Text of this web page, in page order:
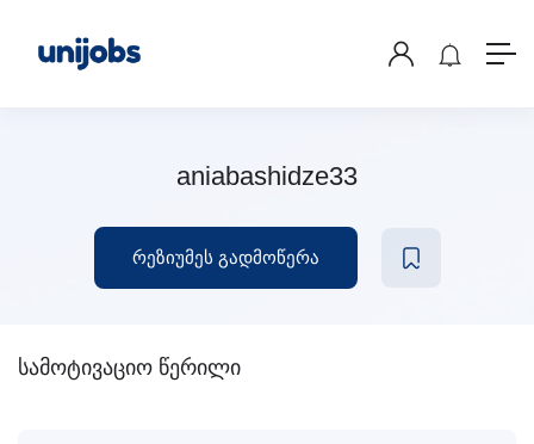
aniabashidze33
რეზიუმეს გადმოწერა
სამოტივაციო წერილი